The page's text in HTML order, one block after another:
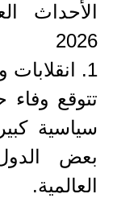
الأحداث
2026
1. انقلابات وتحولات سياسية مفاجئة
تتوقع
سياسية
بعض
العالمية.